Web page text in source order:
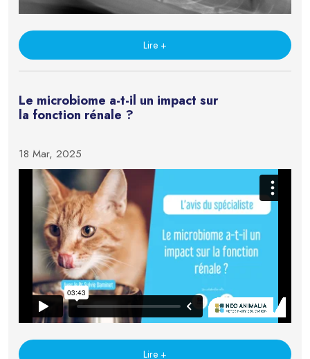
Lire +
Le microbiome a-t-il un impact sur
la fonction rénale ?
18 Mar, 2025
Lire +